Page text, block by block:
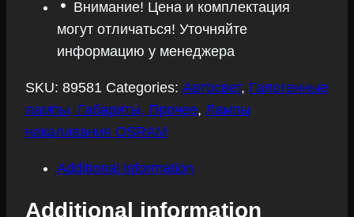
quantity Внимание! Цена и комплектация
могут отличаться! Уточняйте
информацию у менеджера
SKU: 89581 Categories: Автосвет, Галогенные
лампы, Габариты, Прочее, Лампы
накаливания OSRAM
Additional information
Additional information